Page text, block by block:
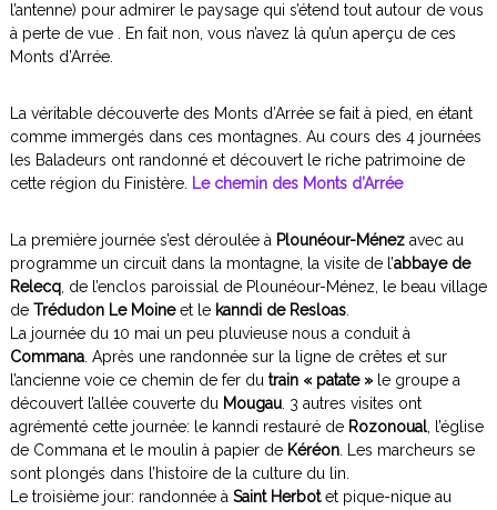
l’antenne) pour admirer le paysage qui s’étend tout autour de vous
à perte de vue . En fait non, vous n’avez là qu’un aperçu de ces
Monts d’Arrée.
La véritable découverte des Monts d’Arrée se fait à pied, en étant
comme immergés dans ces montagnes. Au cours des 4 journées
les Baladeurs ont randonné et découvert le riche patrimoine de
cette région du Finistère. Le chemin des Monts d’Arrée
La première journée s’est déroulée à Plounéour-Ménezavec au
programme un circuit dans la montagne, la visite de l’abbaye de
Relecq, de l’enclos paroissial de Plounéour-Ménez, le beau village
de Trédudon Le Moineet le kanndi de Resloas.
La journée du 10 mai un peu pluvieuse nous a conduit à
Commana. Après une randonnée sur la ligne de crêtes et sur
l’ancienne voie ce chemin de fer du train « patate »le groupe a
découvert l’allée couverte du Mougau. 3 autres visites ont
agrémenté cette journée: le kanndi restauré de Rozonoual, l’église
de Commana et le moulin à papier de Kéréon. Les marcheurs se
sont plongés dans l’histoire de la culture du lin.
Le troisième jour: randonnée à Saint Herbotet pique-nique au